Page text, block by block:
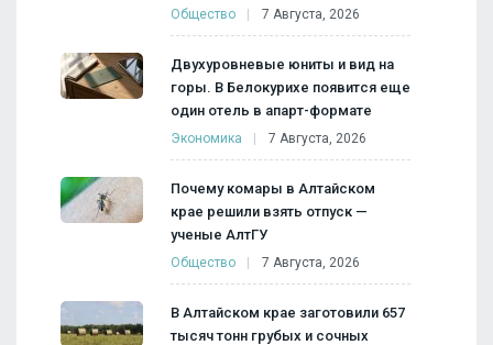
Общество 7 Августа, 2026
Двухуровневые юниты и вид на
горы. В Белокурихе появится еще
один отель в апарт-формате
Экономика 7 Августа, 2026
Почему комары в Алтайском
крае решили взять отпуск —
ученые АлтГУ
Общество 7 Августа, 2026
В Алтайском крае заготовили 657
тысяч тонн грубых и сочных